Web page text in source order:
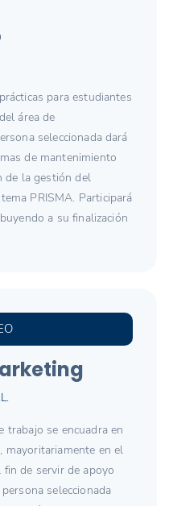
para estudiantes
área de
seleccionada dará
de mantenimiento
de la gestión del
PRISMA. Participará
a su finalización
trabajo se encuadra en
mayoritariamente en el
fin de servir de apoyo
seleccionada